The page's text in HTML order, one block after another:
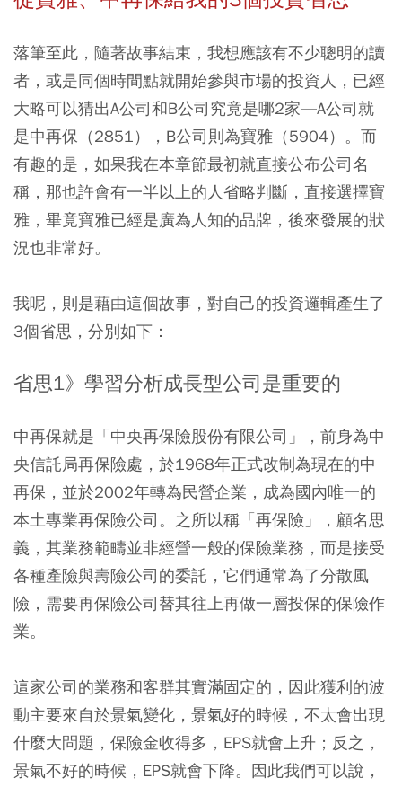
落筆至此，隨著故事結束，我想應該有不少聰明的讀
者，或是同個時間點就開始參與市場的投資人，已經
大略可以猜出A公司和B公司究竟是哪2家—A公司就
是中再保（2851），B公司則為寶雅（5904）。而
有趣的是，如果我在本章節最初就直接公布公司名
稱，那也許會有一半以上的人省略判斷，直接選擇寶
雅，畢竟寶雅已經是廣為人知的品牌，後來發展的狀
況也非常好。
我呢，則是藉由這個故事，對自己的投資邏輯產生了
3個省思，分別如下：
省思1》學習分析成長型公司是重要的
中再保就是「中央再保險股份有限公司」，前身為中
央信託局再保險處，於1968年正式改制為現在的中
再保，並於2002年轉為民營企業，成為國內唯一的
本土專業再保險公司。之所以稱「再保險」，顧名思
義，其業務範疇並非經營一般的保險業務，而是接受
各種產險與壽險公司的委託，它們通常為了分散風
險，需要再保險公司替其往上再做一層投保的保險作
業。
這家公司的業務和客群其實滿固定的，因此獲利的波
動主要來自於景氣變化，景氣好的時候，不太會出現
什麼大問題，保險金收得多，EPS就會上升；反之，
景氣不好的時候，EPS就會下降。因此我們可以說，